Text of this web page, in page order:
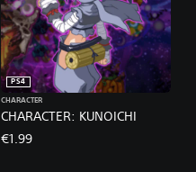
CHARACTER: KUNOICHI
PS4
CHARACTER
€1.99